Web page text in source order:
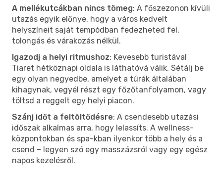
A mellékutcákban nincs tömeg: A főszezonon kívüli
utazás egyik előnye, hogy a város kedvelt
helyszíneit saját tempódban fedezheted fel,
tolongás és várakozás nélkül.
Igazodj a helyi ritmushoz: Kevesebb turistával
Tiaret hétköznapi oldala is láthatóvá válik. Sétálj be
egy olyan negyedbe, amelyet a túrák általában
kihagynak, vegyél részt egy főzőtanfolyamon, vagy
töltsd a reggelt egy helyi piacon.
Szánj időt a feltöltődésre: A csendesebb utazási
időszak alkalmas arra, hogy lelassíts. A wellness-
központokban és spa-kban ilyenkor több a hely és a
csend – legyen szó egy masszázsról vagy egy egész
napos kezelésről.